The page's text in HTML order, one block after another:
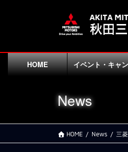
ツ
シ
HOME イベント・キャ
News
HOME News 三